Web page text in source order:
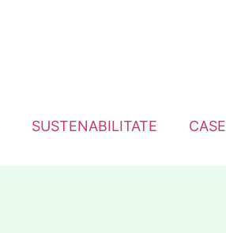
SUSTENABILITATE CASE